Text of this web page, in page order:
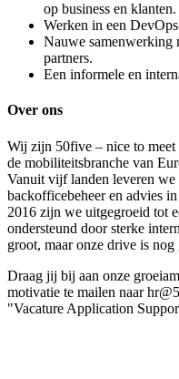
op business en klanten.
Werken in een
Nauwe samenwerking
partners.
Een informele en
Over ons
Wij zijn 50five – nice to
de mobiliteitsbranche van
Vanuit vijf landen leveren we
backofficebeheer en advies
2016 zijn we uitgegroeid tot
ondersteund door sterke
groot, maar onze drive is nog
Draag jij bij aan onze
motivatie te mailen naar
"Vacature Application